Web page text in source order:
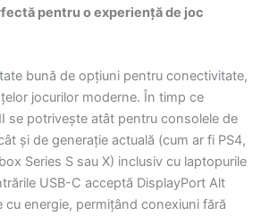
pentru o experiență de joc
bună de opțiuni pentru conectivitate,
jocurilor moderne. În timp ce
se potrivește atât pentru consolele de
și de generație actuală (cum ar fi PS4,
Series S sau X) inclusiv cu laptopurile
USB-C acceptă DisplayPort Alt
cu energie, permițând conexiuni fără